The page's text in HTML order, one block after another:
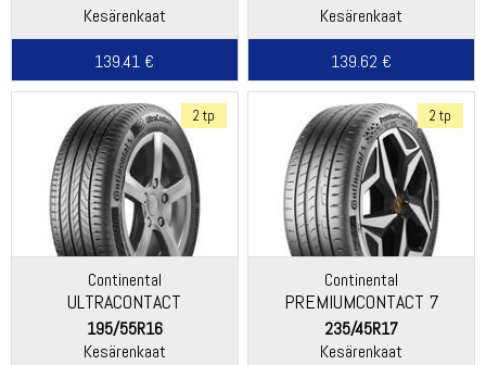
Kesärenkaat
139.41 €
Kesärenkaat
139.62 €
2 tp
Continental
ULTRACONTACT
195/55R16
Kesärenkaat
2 tp
Continental
PREMIUMCONTACT 7
235/45R17
Kesärenkaat